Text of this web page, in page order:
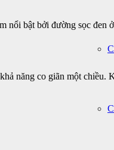
bật bởi đường sọc đen
năng co giãn một chiều.